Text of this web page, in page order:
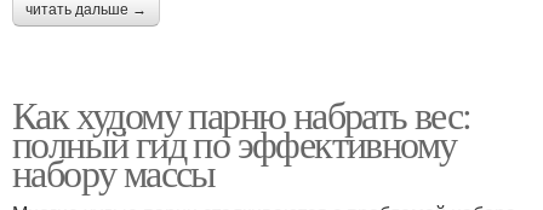
читать дальше →
Как худому парню набрать вес:
полный гид по эффективному
набору массы